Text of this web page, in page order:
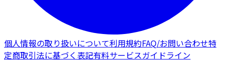
個人情報の取り扱いについて利用規約FAQ/お問い合わせ特
定商取引法に基づく表記有料サービスガイドライン